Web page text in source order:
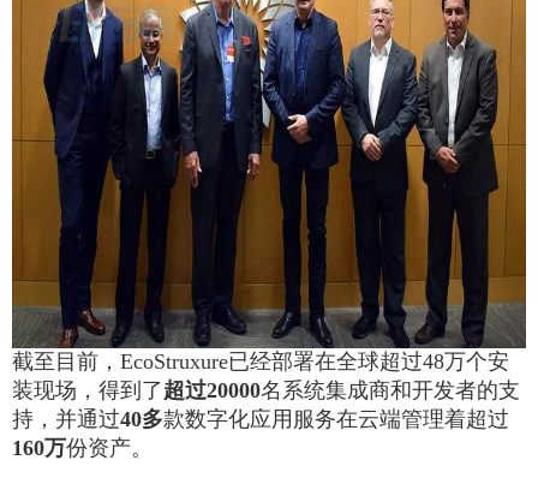
截至目前，EcoStruxure已经部署在全球超过48万个安
装现场，得到了超过20000名系统集成商和开发者的支
持，并通过40多款数字化应用服务在云端管理着超过
160万份资产。